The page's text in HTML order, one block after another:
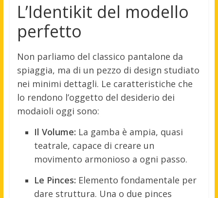
L’Identikit del modello
perfetto
Non parliamo del classico pantalone da
spiaggia, ma di un pezzo di design studiato
nei minimi dettagli. Le caratteristiche che
lo rendono l’oggetto del desiderio dei
modaioli oggi sono:
Il Volume: La gamba è ampia, quasi
teatrale, capace di creare un
movimento armonioso a ogni passo.
Le Pinces: Elemento fondamentale per
dare struttura. Una o due pinces